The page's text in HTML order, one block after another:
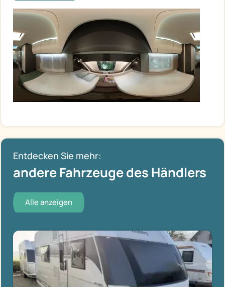
Entdecken Sie mehr:
andere Fahrzeuge des Händlers
Alle anzeigen